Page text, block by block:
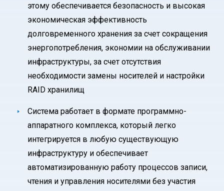
этому обеспечивается безопасность и высокая
экономическая эффективность
долговременного хранения за счет сокращения
энергопотребления, экономии на обслуживании
инфраструктуры, за счет отсутствия
необходимости замены носителей и настройки
RAID хранилищ
Система работает в формате программно-
аппаратного комплекса, который легко
интегрируется в любую существующую
инфраструктуру и обеспечивает
автоматизированную работу процессов записи,
чтения и управления носителями без участия